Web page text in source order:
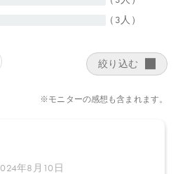
目のお届け以降可能となります。2
キップ・解約は不可となります。
を必ずお読みください。